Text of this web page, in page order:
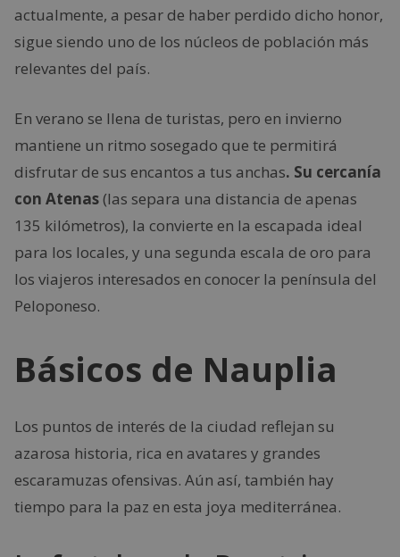
actualmente, a pesar de haber perdido dicho honor,
sigue siendo uno de los núcleos de población más
relevantes del país.
En verano se llena de turistas, pero en invierno
mantiene un ritmo sosegado que te permitirá
disfrutar de sus encantos a tus anchas. Su cercanía
con Atenas(las separa una distancia de apenas
135 kilómetros), la convierte en la escapada ideal
para los locales, y una segunda escala de oro para
los viajeros interesados en conocer la península del
Peloponeso.
Básicos de Nauplia
Los puntos de interés de la ciudad reflejan su
azarosa historia, rica en avatares y grandes
escaramuzas ofensivas. Aún así, también hay
tiempo para la paz en esta joya mediterránea.